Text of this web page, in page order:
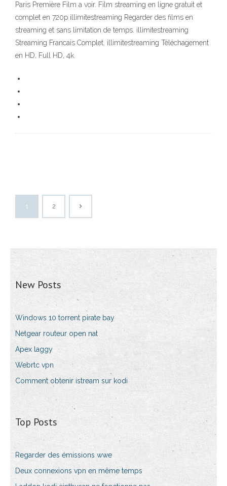
Paris Première Film a voir. Film streaming en ligne gratuit et
complet en 720p illimitestreaming Regarder des films en
streaming et sans limitation de temps. illimitestreaming
Streaming Francais Complet. illimitestreaming Téléchagement
en HD, Full HD, 4k.
1 2
New Posts
Windows 10 torrent pirate bay
Netgear routeur open nat
Apex laggy
Webrtc vpn
Comment obtenir istream sur kodi
Top Posts
Regarder des émissions wwe
Deux connexions vpn en même temps